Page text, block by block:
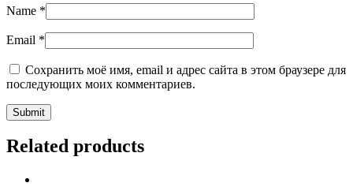
Name *
Email *
Сохранить моё имя, email и адрес сайта в этом браузере для
последующих моих комментариев.
Related products